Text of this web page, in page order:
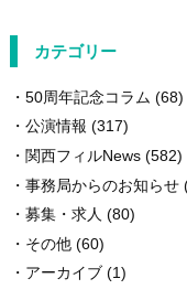
カテゴリー
50周年記念コラム (68)
公演情報 (317)
関西フィルNews(582)
事務局からのお知らせ
募集・求人 (80)
その他(60)
アーカイブ(1)